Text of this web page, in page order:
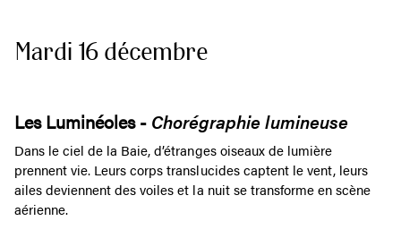
Mardi 16 décembre
Les Luminéoles - Chorégraphie lumineuse
Dans le ciel de la Baie, d’étranges oiseaux de lumière
prennent vie. Leurs corps translucides captent le vent, leurs
ailes deviennent des voiles et la nuit se transforme en scène
aérienne.